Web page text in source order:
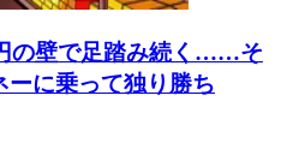
の壁で足踏み続く……そ
に乗って独り勝ち